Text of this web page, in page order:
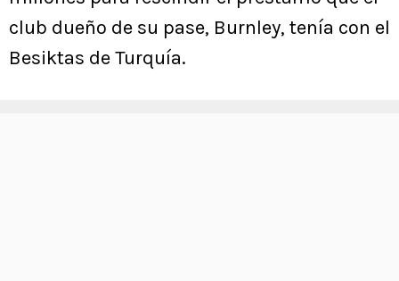
club dueño de su pase, Burnley, tenía con el
Besiktas de Turquía.